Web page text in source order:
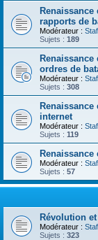
rapports de
Modérateur :
Sujets : 189
ordres de
Modérateur :
Sujets : 308
internet
Modérateur :
Sujets : 119
Modérateur :
Sujets : 57
Révolution
Modérateur :
Sujets : 323